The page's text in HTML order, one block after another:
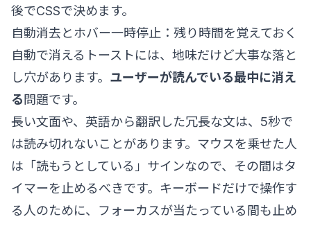
後でCSSで決めます。
自動消去とホバー一時停止：残り時間を覚えておく
自動で消えるトーストには、地味だけど大事な落と
し穴があります。 ユーザーが読んでいる最中に消え
る 問題です。
長い文面や、英語から翻訳した冗長な文は、5秒で
は読み切れないことがあります。マウスを乗せた人
は「読もうとしている」サインなので、その間はタ
イマーを止めるべきです。キーボードだけで操作す
る人のために、フォーカスが当たっている間も止め